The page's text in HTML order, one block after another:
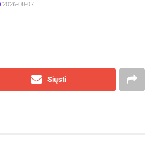
2026-08-07
Siųsti